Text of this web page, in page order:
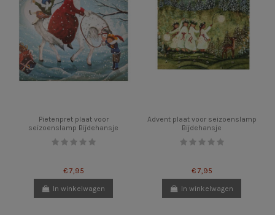
Pietenpret plaat voor
seizoenslamp Bijdehansje
€ 7,95
In winkelwagen
Advent plaat voor seizoenslamp
Bijdehansje
€ 7,95
In winkelwagen